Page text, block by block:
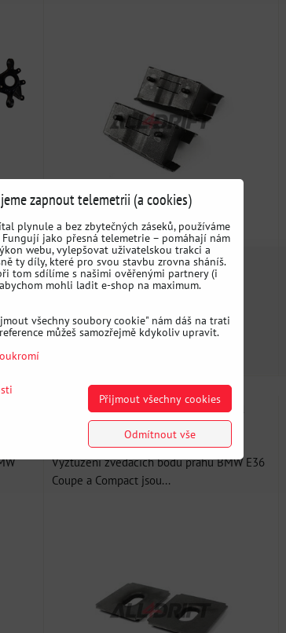
2492 Kčs DPH
Vyztužení zadních zvedacích bodů
BMW E36 Coupe/Compact
Vyztužení zvedacích bodů prahu BMW E36
Coupe a Compact jsou...
zapnout telemetrii (a cookies)
plynule a bez zbytečných záseků, používáme
jako přesná telemetrie – pomáhají nám
webu, vylepšovat uživatelskou trakci a
ty díly, které pro svou stavbu zrovna sháníš.
tom sdílíme s našimi ověřenými partnery (i
mohli ladit e-shop na maximum.
všechny soubory cookie" nám dáš na trati
můžeš samozřejmě kdykoliv upravit.
Přijmout všechny cookies
Odmítnout vše